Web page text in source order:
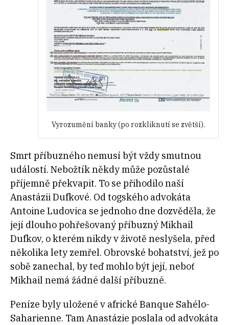
Vyrozumění banky (po rozkliknutí se zvětší).
Smrt příbuzného nemusí být vždy smutnou
událostí. Nebožtík někdy může pozůstalé
příjemně překvapit. To se přihodilo naší
Anastázii Dufkové. Od togského advokáta
Antoine Ludovica se jednoho dne dozvěděla, že
její dlouho pohřešovaný příbuzný Mikhail
Dufkov, o kterém nikdy v životě neslyšela, před
několika lety zemřel. Obrovské bohatství, jež po
sobě zanechal, by teď mohlo být její, neboť
Mikhail nemá žádné další příbuzné.
Peníze byly uložené v africké Banque Sahélo-
Saharienne. Tam Anastázie poslala od advokáta